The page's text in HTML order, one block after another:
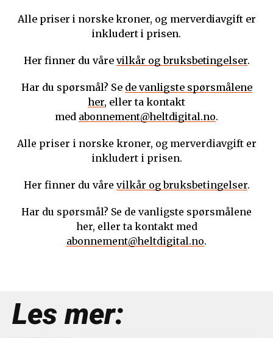
Alle priser i norske kroner, og merverdiavgift er
inkludert i prisen.
Her finner du våre vilkår og bruksbetingelser.
Har du spørsmål? Se de vanligste spørsmålene
her, eller ta kontakt
med abonnement@heltdigital.no.
Alle priser i norske kroner, og merverdiavgift er
inkludert i prisen.
Her finner du våre vilkår og bruksbetingelser.
Har du spørsmål? Se de vanligste spørsmålene
her, eller ta kontakt med
abonnement@heltdigital.no.
Les mer: